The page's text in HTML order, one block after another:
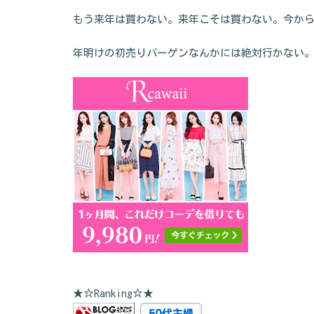
もう来年は買わない。来年こそは買わない。今から
年明けの初売りバーゲンなんかには絶対行かない。
★☆Ranking☆★